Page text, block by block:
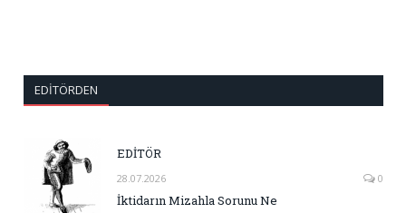
EDITÖRDEN
EDİTÖR
28.07.2026 0
İktidarın Mizahla Sorunu Ne